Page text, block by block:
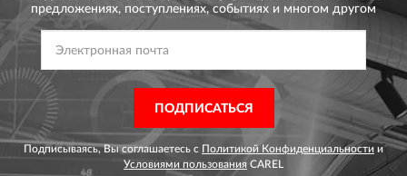
предложениях, поступлениях, событиях и многом другом
ПОДПИСАТЬСЯ
Подписываясь, Вы соглашаетесь с Политикой Конфиденциальности и
Условиями пользования CAREL